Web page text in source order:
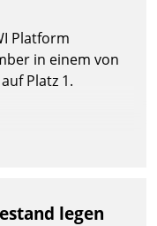
Platform
in einem von
Platz 1.
legen